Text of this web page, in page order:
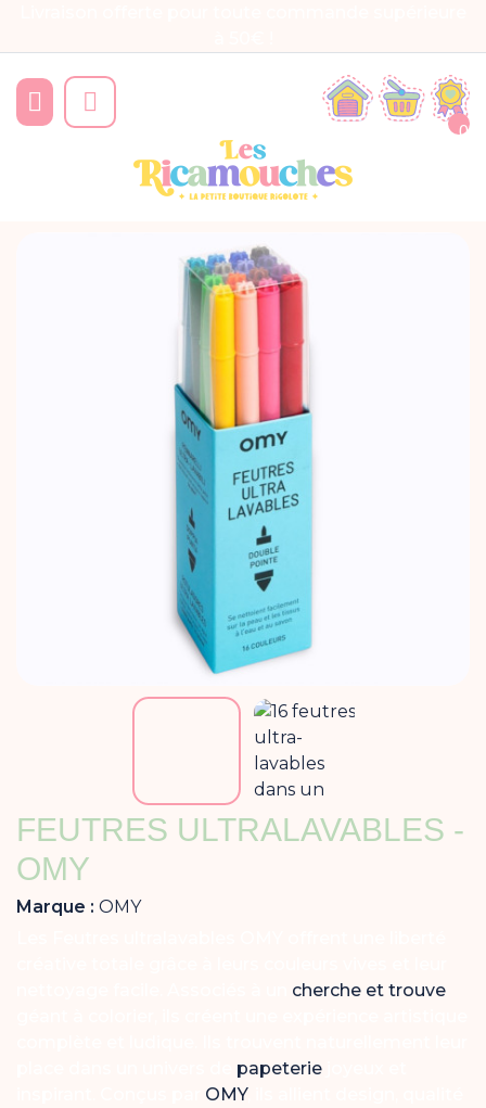
 
0
FEUTRES ULTRALAVABLES -
OMY
Marque : OMY
cherche et trouve
papeterie
OMY, ils allient design, qualité